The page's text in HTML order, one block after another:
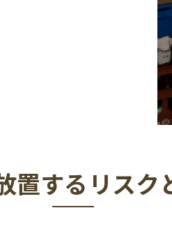
置するリスク